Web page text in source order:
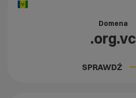
Domena
.org.vc
SPRAWDŹ